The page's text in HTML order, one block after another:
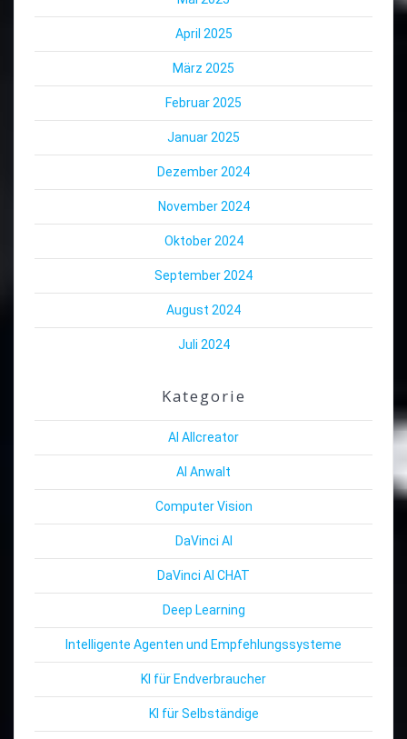
April 2025
März 2025
Februar 2025
Januar 2025
Dezember 2024
November 2024
Oktober 2024
September 2024
August 2024
Juli 2024
Kategorie
AI Allcreator
AI Anwalt
Computer Vision
DaVinci AI
DaVinci AI CHAT
Deep Learning
Intelligente Agenten und Empfehlungssysteme
KI für Endverbraucher
KI für Selbständige